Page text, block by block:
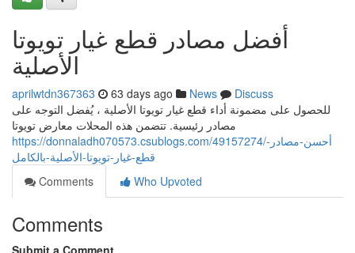
أفضل مصادر قطع غيار تويوتا
الأصلية
aprilwtdn367363 63 days ago News
Discuss
للحصول على مضمونة أداء قطع غيار تويوتا الأصلية ، يُفضل التوجه على
مصادر رئيسية. تتضمن هذه المحلات معارض تويوتا
https://donnaladh070573.csublogs.com/49157274/أحسن-مصادر-
قطع-غيار-تويوتا-الأصلية-بالكامل
Comments
Who Upvoted
Comments
Submit a Comment